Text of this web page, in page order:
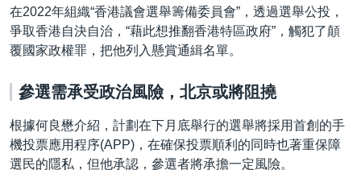
在2022年組織“香港議會選舉籌備委員會”，透過選舉公投，
爭取香港自決自治，“藉此想推翻香港特區政府”，觸犯了顛
覆國家政權罪，把他列入懸賞通緝名單。
參選需承受政治風險，北京或將阻撓
根據何良懋介紹，計劃在下月底舉行的選舉將採用首創的手
機投票應用程序(APP)，在確保投票順利的同時也著重保障
選民的隱私，但他承認，參選者將承擔一定風險。